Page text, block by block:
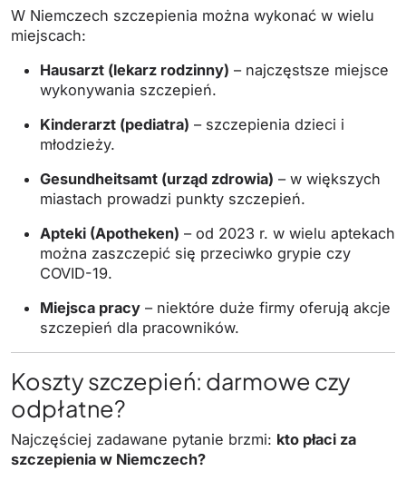
W Niemczech szczepienia można wykonać w wielu
miejscach:
Hausarzt (lekarz rodzinny) – najczęstsze miejsce
wykonywania szczepień.
Kinderarzt (pediatra) – szczepienia dzieci i
młodzieży.
Gesundheitsamt (urząd zdrowia) – w większych
miastach prowadzi punkty szczepień.
Apteki (Apotheken) – od 2023 r. w wielu aptekach
można zaszczepić się przeciwko grypie czy
COVID-19.
Miejsca pracy – niektóre duże firmy oferują akcje
szczepień dla pracowników.
Koszty szczepień: darmowe czy
odpłatne?
Najczęściej zadawane pytanie brzmi: kto płaci za
szczepienia w Niemczech?